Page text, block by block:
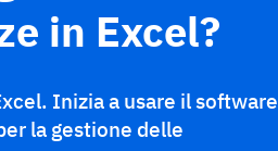
in Excel?
Inizia a usare il software
la gestione delle